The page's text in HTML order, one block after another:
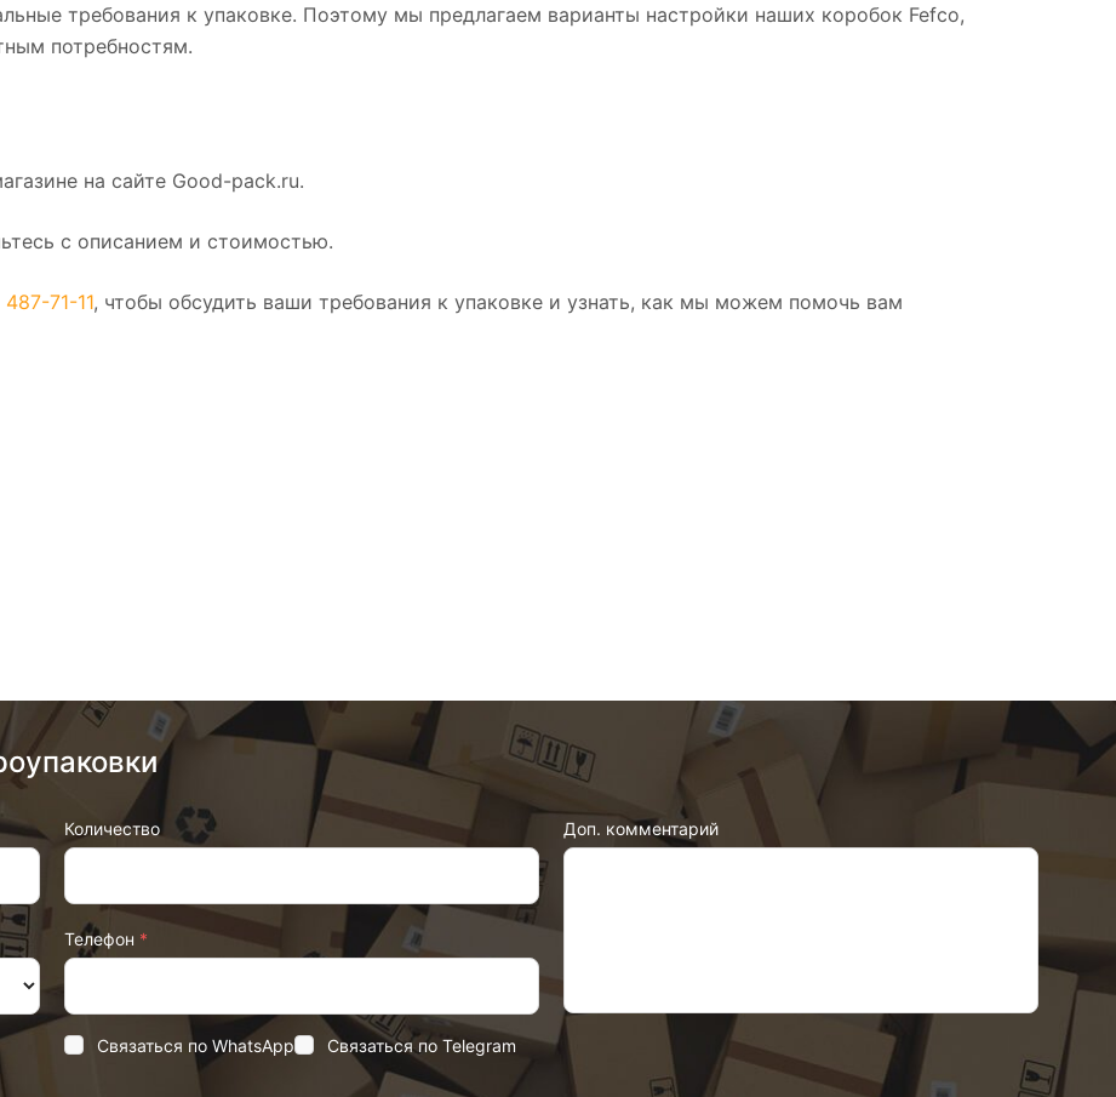
требования к упаковке. Поэтому мы предлагаем варианты настройки наших коробок Fefco,
потребностям.
на сайте Good-pack.ru.
с описанием и стоимостью.
71-11, чтобы обсудить ваши требования к упаковке и узнать, как мы можем помочь вам
Количество
Телефон *
Доп. комментарий
Связаться по WhatsApp Связаться по Telegram